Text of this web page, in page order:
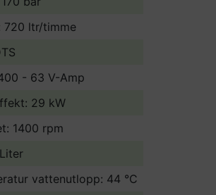
720 ltr/timme
- 63 V-Amp
29 kW
1400 rpm
vattenutlopp: 44 °C
stat och kommun,
alla andra "gröna" näringar.
med slangupprullare art.nr.